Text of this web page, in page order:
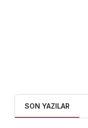
SON YAZILAR